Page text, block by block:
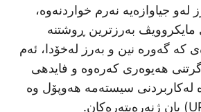
لەو جیاوازەیە نەرم خواردنەوە،
مایکروویڤ بەرزترین ڕوشتنە
کە گەورە نین و بەرز لەخۆدا، ئەم
هەیوەری کەرەوە و فایدهی
لەکاربردنی سیستەمە هەوپۆل وە